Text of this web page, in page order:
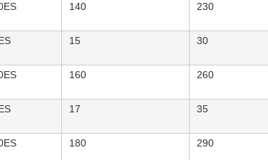
140 230
15 30
160 260
17 35
180 290